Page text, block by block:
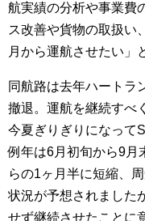
航実績の分析や事業費
ス改善や貨物の取扱い
月から運航させたい」
同航路は去年ハートラ
撤退。運航を継続すべ
今夏ぎりぎりになって
例年は6月初旬から9月
らの1ヶ月半に短縮、
状況が予想されました
せず継続させたことに